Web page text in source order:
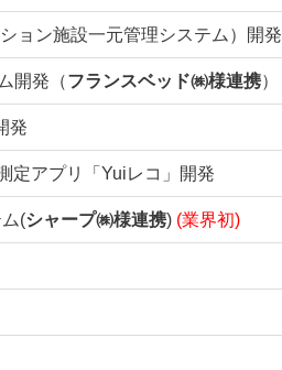
ョン施設一元管理システム）開発
開発（フランスベッド㈱様連携）
発
定アプリ「Yuiレコ」開発
(シャープ㈱様連携) (業界初)